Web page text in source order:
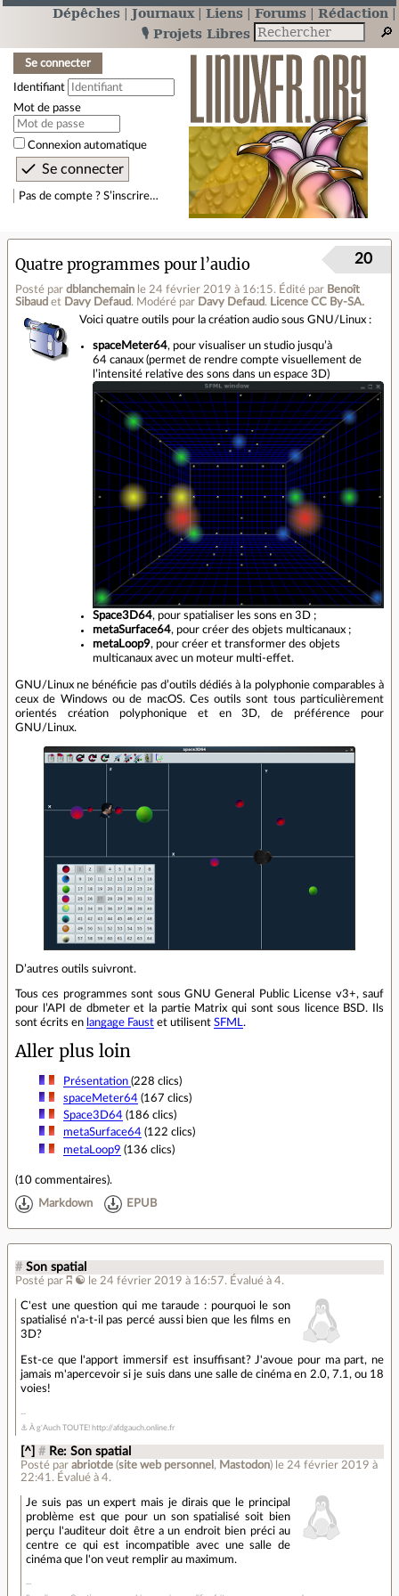
Dépêches Journaux Liens Forums
Rédaction
🎙️ Projets Libres
Se connecter
Identifiant
Mot de passe
Connexion automatique
Pas de compte ? S’inscrire…
Quatre programmes pour l’audio
Posté par dblanchemain le 24 février 2019 à 16:15. Édité par Benoît
Sibaud et Davy Defaud. Modéré par Davy Defaud. Licence CC By‑SA.
20
Voici quatre outils pour la création audio sous GNU/Linux :
spaceMeter64, pour visualiser un studio jusqu’à
64 canaux (permet de rendre compte visuellement de
l’intensité relative des sons dans un espace 3D)
Space3D64, pour spatialiser les sons en 3D ;
metaSurface64, pour créer des objets multicanaux ;
metaLoop9, pour créer et transformer des objets
multicanaux avec un moteur multi‐effet.
GNU/Linux ne bénéficie pas d’outils dédiés à la polyphonie comparables à
ceux de Windows ou de macOS. Ces outils sont tous particulièrement
orientés création polyphonique et en 3D, de préférence pour
GNU/Linux.
D’autres outils suivront.
Tous ces programmes sont sous GNU General Public License v3+, sauf
pour l’API de dbmeter et la partie Matrix qui sont sous licence BSD. Ils
sont écrits en langage Faust et utilisent SFML .
Aller plus loin
Présentation (228 clics)
spaceMeter64 (167 clics)
Space3D64 (186 clics)
metaSurface64 (122 clics)
metaLoop9 (136 clics)
(10 commentaires).
Markdown EPUB
# Son spatial
Posté par ʭ ☯ le 24 février 2019 à 16:57. Évalué à 4.
C'est une question qui me taraude : pourquoi le son
spatialisé n'a-t-il pas percé aussi bien que les films en
3D?
Est-ce que l'apport immersif est insuffisant? J'avoue pour ma part, ne
jamais m'apercevoir si je suis dans une salle de cinéma en 2.0, 7.1, ou 18
voies!
⚓ À g'Auch TOUTE! http://afdgauch.online.fr
[^] # Re: Son spatial
Posté parabriotde (site web personnel , Mastodon) le 24 février 2019 à
22:41 . Évalué à4.
Je suis pas un expert mais je dirais que le principal
problème est que pour un son spatialisé soit bien
perçu l'auditeur doit être a un endroit bien préci au
centre ce qui est incompatible avec une salle de
cinéma que l'on veut remplir au maximum.